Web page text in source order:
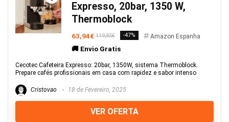
Expresso, 20bar, 1350 W,
Thermoblock
63,94€ 119,85€ -47% Amazon Espanha
🚚 Envio Gratis
Cecotec Cafeteira Expresso: 20bar, 1350W, sistema Thermoblock.
Prepare cafés profissionais em casa com rapidez e sabor intenso
Cristovao 18 de Fevereiro, 2025
VER OFERTA